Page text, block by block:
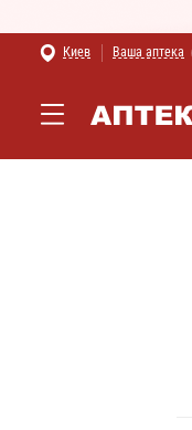
Киев Ваша аптека